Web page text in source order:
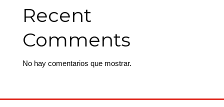
Recent
Comments
No hay comentarios que mostrar.